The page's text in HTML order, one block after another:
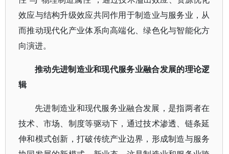
效应与结构升级效应共同作用于制造业与服务业，从
而推动现代化产业体系向高端化、绿色化与智能化方
向演进。
推动先进制造业和现代服务业融合发展的理论逻
辑
先进制造业和现代服务业融合发展，是指两者在
技术、市场、制度等驱动下，通过技术渗透、链条延
伸和模式创新，打破传统产业边界，形成制造与服务